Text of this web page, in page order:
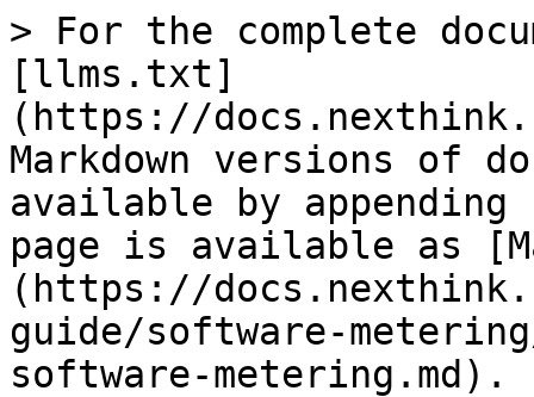
> For the complete
[llms.txt]
(https://
Markdown versions of
available by
page is available as
(https://
guide/software-
software-metering.md).